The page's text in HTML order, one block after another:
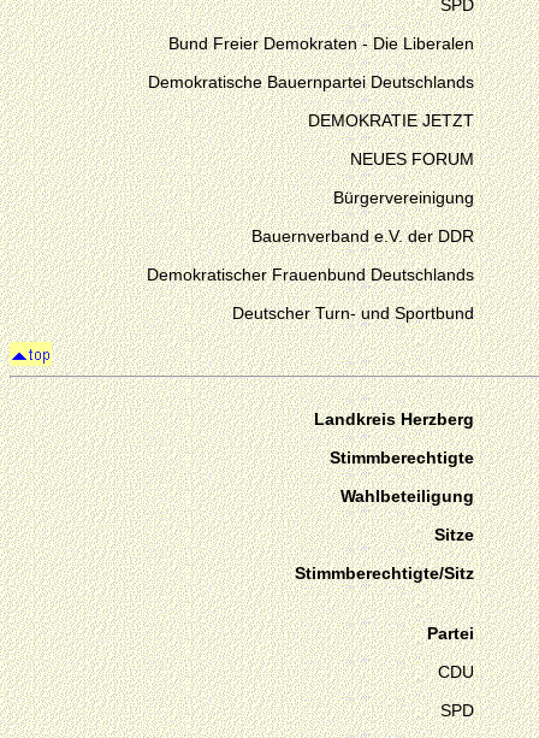
SPD
Bund Freier Demokraten - Die Liberalen
Demokratische Bauernpartei Deutschlands
DEMOKRATIE JETZT
NEUES FORUM
Bürgervereinigung
Bauernverband e.V. der DDR
Demokratischer Frauenbund Deutschlands
Deutscher Turn- und Sportbund
Landkreis Herzberg
Stimmberechtigte
Wahlbeteiligung
Sitze
Stimmberechtigte/Sitz
Partei
CDU
SPD